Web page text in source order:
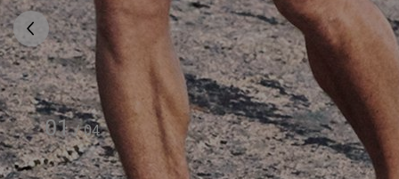
01 / 04